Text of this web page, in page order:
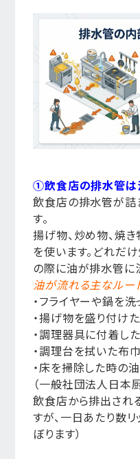
①飲食店の排水管は
飲食店の排水管が詰
す。
揚げ物、炒め物、焼
を使います。どれだ
の際に油が排水管に
油が流れる主なルー
・フライヤーや鍋を
・揚げ物を盛り付け
・調理器具に付着し
・調理台を拭いた布
・床を掃除した時の
（一般社団法人日本
飲食店から排出され
すが、一日あたり数
ぼります）